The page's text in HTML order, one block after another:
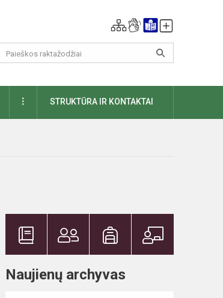
DAUGIAUSTRUKTŪRA IR KONTAKTAI
Naujienų archyvas